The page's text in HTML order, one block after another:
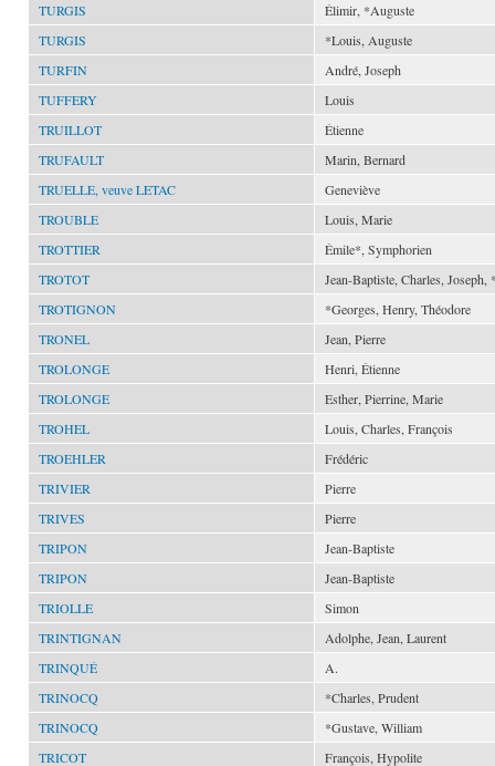
TURGIS
Élimir, *Auguste
TURGIS
*Louis, Auguste
TURFIN
André, Joseph
TUFFERY
Louis
TRUILLOT
Étienne
TRUFAULT
Marin, Bernard
TRUELLE, veuve LETAC
Geneviève
TROUBLE
Louis, Marie
TROTTIER
Émile*, Symphorien
TROTOT
Jean-Baptiste, Charles, Joseph,
TROTIGNON
*Georges, Henry, Théodore
TRONEL
Jean, Pierre
TROLONGE
Henri, Étienne
TROLONGE
Esther, Pierrine, Marie
TROHEL
Louis, Charles, François
TROEHLER
Frédéric
TRIVIER
Pierre
TRIVES
Pierre
TRIPON
Jean-Baptiste
TRIPON
Jean-Baptiste
TRIOLLE
Simon
TRINTIGNAN
Adolphe, Jean, Laurent
TRINQUÉ
A.
TRINOCQ
*Charles, Prudent
TRINOCQ
*Gustave, William
TRICOT
François, Hypolite